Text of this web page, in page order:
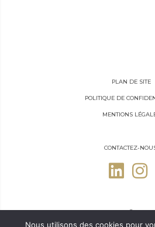
PLAN DE SITE
POLITIQUE DE
MENTIONS
CONTACTEZ-
Nous utilisons des cookies pour